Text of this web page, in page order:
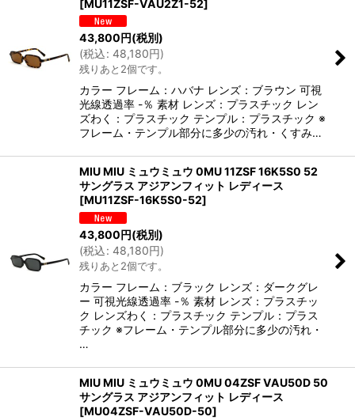
[MU11ZSF-VAU2Z1-52]
43,800円(税別)
(税込: 48,180円)
残りあと2個です。
カラー フレーム：ハバナ レンズ：ブラウン 可視
光線透過率 -％ 素材 レンズ：プラスチック レン
ズわく：プラスチック テンプル：プラスチック ※
フレーム・テンプル部分に多少の汚れ・くすみ…
MIU MIU ミュウミュウ 0MU 11ZSF 16K5S0 52
サングラス アジアンフィット レディース
[MU11ZSF-16K5S0-52]
43,800円(税別)
(税込: 48,180円)
残りあと2個です。
カラー フレーム：ブラック レンズ：ダークグレ
ー 可視光線透過率 -％ 素材 レンズ：プラスチッ
ク レンズわく：プラスチック テンプル：プラス
チック ※フレーム・テンプル部分に多少の汚れ・
…
MIU MIU ミュウミュウ 0MU 04ZSF VAU50D 50
サングラス アジアンフィット レディース
[MU04ZSF-VAU50D-50]